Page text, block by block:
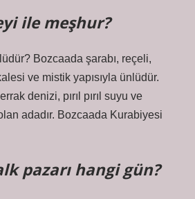
ile meşhur?
Bozcaada şarabı, reçeli,
ve mistik yapısıyla ünlüdür.
denizi, pırıl pırıl suyu ve
adadır. Bozcaada Kurabiyesi
pazarı hangi gün?